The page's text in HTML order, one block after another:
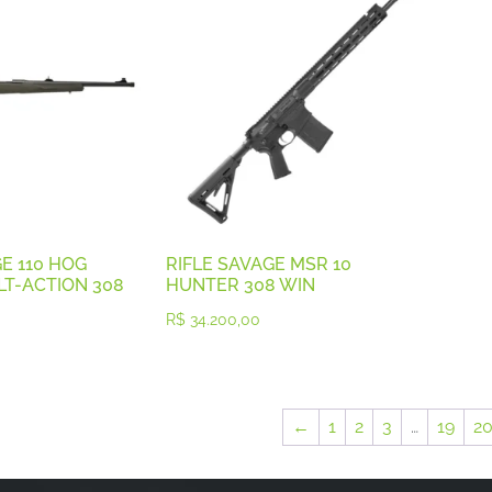
110 HOG
ACTION 308
RIFLE SAVAGE MSR 10
HUNTER 308 WIN
R$ 34.200,00
← 1 2 3 … 19 20